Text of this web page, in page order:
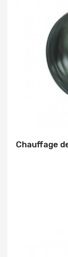
Chauffage